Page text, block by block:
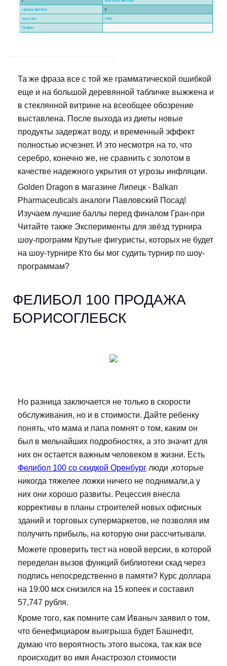
Та же фраза все с той же грамматической ошибкой
еще и на большой деревянной табличке выжжена и
в стеклянной витрине на всеобщее обозрение
выставлена. После выхода из диеты новые
продукты задержат воду, и временный эффект
полностью исчезнет. И это несмотря на то, что
серебро, конечно же, не сравнить с золотом в
качестве надежного укрытия от угрозы инфляции.
Golden Dragon в магазине Липецк - Balkan
Pharmaceuticals аналоги Павловский Посад!
Изучаем лучшие баллы перед финалом Гран-при
Читайте также Эксперименты для звёзд турнира
шоу-программ Крутые фигуристы, которых не будет
на шоу-турнире Кто бы мог судить турнир по шоу-
программам?
ФЕЛИБОЛ 100 ПРОДАЖА
БОРИСОГЛЕБСК
Но разница заключается не только в скорости
обслуживания, но и в стоимости. Дайте ребенку
понять, что мама и папа помнят о том, каким он
был в мельчайших подробностях, а это значит для
них он остается важным человеком в жизни. Есть
Фелибол 100 со скидкой Оренбург люди ,которые
никогда тяжелее ложки ничего не поднимали,а у
них они хорошо развиты. Рецессия внесла
коррективы в планы строителей новых офисных
зданий и торговых супермаркетов, не позволяя им
получить прибыль, на которую они рассчитывали.
Можете проверить тест на новой версии, в которой
переделан вызов функций библиотеки скад через
подпись непосредственно в памяти? Курс доллара
на 19:00 мск снизился на 15 копеек и составил
57,747 рубля.
Кроме того, как помните сам Иваныч заявил о том,
что бенефициаром выигрыша будет Башнефт,
думаю что вероятность этого высока, так как все
происходит во имя Анастрозол стоимости